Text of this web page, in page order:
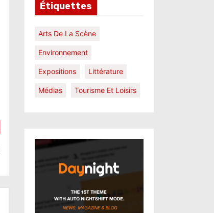
Étiquettes
Arts De La Scène
Environnement
Expositions Littérature
Médias Tourisme Et Loisirs